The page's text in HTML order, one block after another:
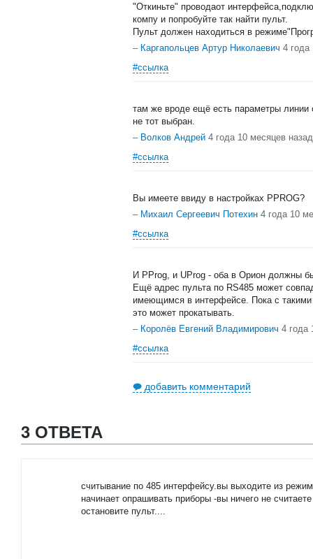
"Откиньте" проводаот
компу и попробуйте так найти пульт.
Пульт должен находиться в
– Каргапольцев Артур Николаевич 4 года
#ссылка
там же вроде ещё есть параметры линии
не тот выбран.
– Волков Андрей 4 года 10 месяцев назад
#ссылка
Вы имеете ввиду в настройках PPROG?
– Михаил Сергеевич Потехин 4 года 10
#ссылка
И PProg, и UProg - оба в Орион должны
Ещё адрес пульта по RS485 может
имеющимся в интерфейсе. Пока с
это может прокатывать.
– Королёв Евгений Владимирович 4 года
#ссылка
добавить комментарий
3 ОТВЕТА
считывание по 485 интерфейсу.вы выходите из
начинает опрашивать приборы -вы ничего не
остановите пульт....